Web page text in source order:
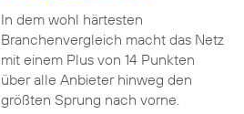
In dem wohl härtesten
Branchenvergleich macht das Netz
mit einem Plus von 14 Punkten
über alle Anbieter hinweg den
größten Sprung nach vorne.